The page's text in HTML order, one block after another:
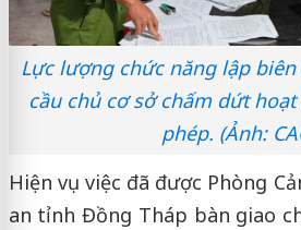
Lực lượng chức năng lập biên
cầu chủ cơ sở chấm dứt
phép. (Ảnh:
Hiện vụ việc đã được Phòng
an tỉnh Đồng Tháp bàn giao